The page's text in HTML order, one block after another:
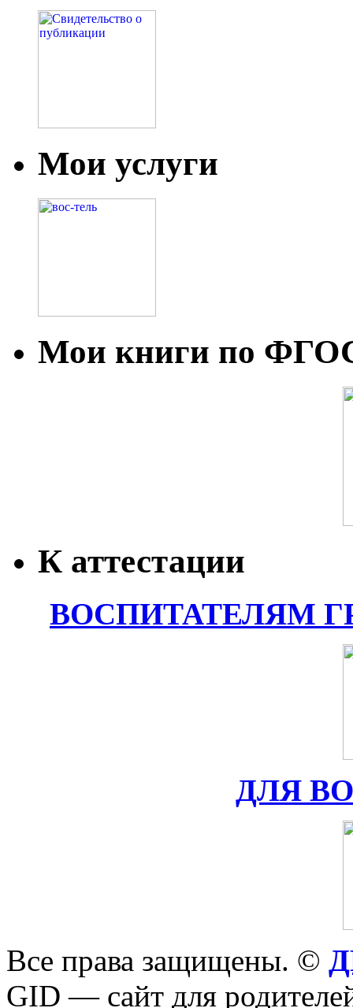
Мои услуги
Мои книги по
К аттестации
ВОСПИТАТЕЛЯМ
ДЛЯ
Все права защищены. ©
GID — сайт для